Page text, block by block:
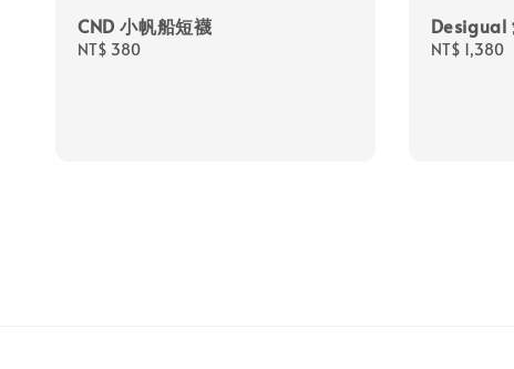
CND 小帆船短襪
Regular
NT$ 380
Desigual
Regular
NT$ 1,380